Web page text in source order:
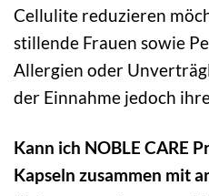
Cellulite reduzieren
stillende Frauen sowie
Allergien oder
der Einnahme jedoch
Kann ich NOBLE CARE
Kapseln zusammen mit